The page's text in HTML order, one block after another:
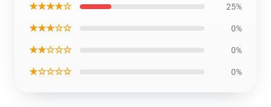
★★★★☆ 25%
★★★☆☆ 0%
★★☆☆☆ 0%
★☆☆☆☆ 0%